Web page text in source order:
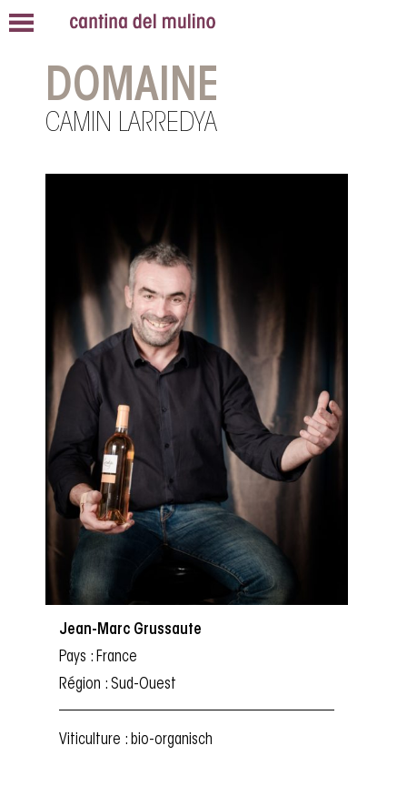
DOMAINE
CAMIN LARREDYA
Jean-Marc Grussaute
Pays : France
Région : Sud-Ouest
Viticulture : bio-organisch